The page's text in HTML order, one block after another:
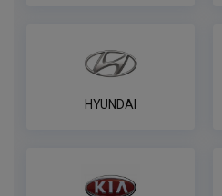
ПОД ЗАКАЗ ОТ 14
по
Универсальный
HYUNDAI